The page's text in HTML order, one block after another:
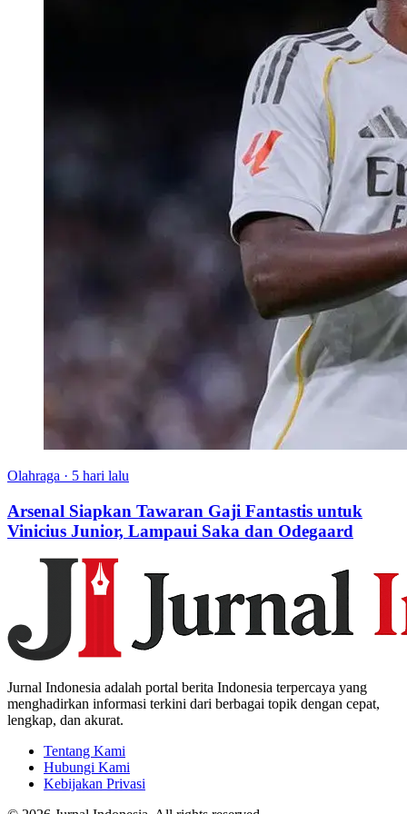
Olahraga · 5 hari lalu
Arsenal Siapkan Tawaran Gaji Fantastis untuk
Vinicius Junior, Lampaui Saka dan Odegaard
Jurnal Indonesia adalah portal berita Indonesia terpercaya yang
menghadirkan informasi terkini dari berbagai topik dengan cepat,
lengkap, dan akurat.
Tentang Kami
Hubungi Kami
Kebijakan Privasi